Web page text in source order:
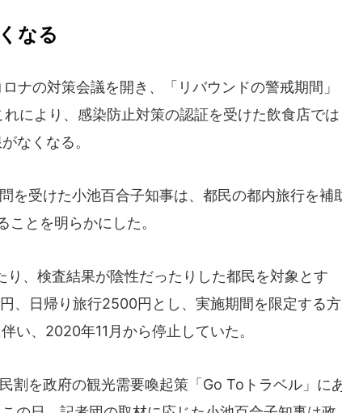
なる
ナの対策会議を開き、「リバウンドの警戒期間」
により、感染防止対策の認証を受けた飲食店では
なくなる。
を受けた小池百合子知事は、都民の都内旅行を補
とを明らかにした。
、検査結果が陰性だったりした都民を対象とす
、日帰り旅行2500円とし、実施期間を限定する方
い、2020年11月から停止していた。
割を政府の観光需要喚起策「Go Toトラベル」に